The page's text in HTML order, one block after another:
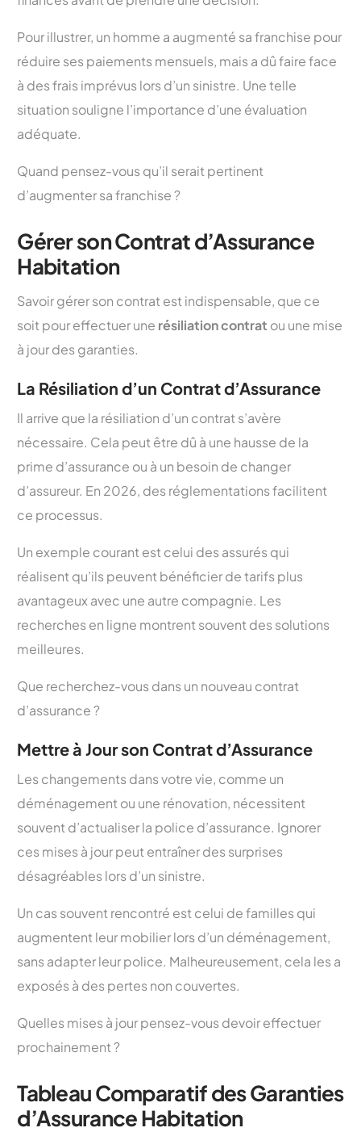
Pour illustrer, un homme a augmenté sa franchise pour
réduire ses paiements mensuels, mais a dû faire face
à des frais imprévus lors d’un sinistre. Une telle
situation souligne l’importance d’une évaluation
adéquate.
Quand pensez-vous qu’il serait pertinent
d’augmenter sa franchise ?
Gérer son Contrat d’Assurance
Habitation
Savoir gérer son contrat est indispensable, que ce
soit pour effectuer une résiliation contrat ou une mise
à jour des garanties.
La Résiliation d’un Contrat d’Assurance
Il arrive que la résiliation d’un contrat s’avère
nécessaire. Cela peut être dû à une hausse de la
prime d’assurance ou à un besoin de changer
d’assureur. En 2026, des réglementations facilitent
ce processus.
Un exemple courant est celui des assurés qui
réalisent qu’ils peuvent bénéficier de tarifs plus
avantageux avec une autre compagnie. Les
recherches en ligne montrent souvent des solutions
meilleures.
Que recherchez-vous dans un nouveau contrat
d’assurance ?
Mettre à Jour son Contrat d’Assurance
Les changements dans votre vie, comme un
déménagement ou une rénovation, nécessitent
souvent d’actualiser la police d’assurance. Ignorer
ces mises à jour peut entraîner des surprises
désagréables lors d’un sinistre.
Un cas souvent rencontré est celui de familles qui
augmentent leur mobilier lors d’un déménagement,
sans adapter leur police. Malheureusement, cela les a
exposés à des pertes non couvertes.
Quelles mises à jour pensez-vous devoir effectuer
prochainement ?
Tableau Comparatif des Garanties
d’Assurance Habitation